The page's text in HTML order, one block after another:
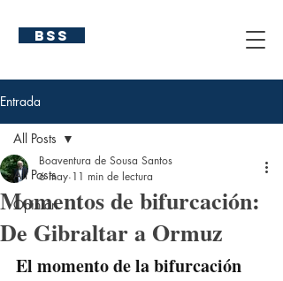
BSS
Entrada
All Posts
Opinión
All Posts
Momentos de bifurcación:
De Gibraltar a Ormuz
Boaventura de Sousa Santos
6 may 11 min de lectura
El momento de la bifurcación